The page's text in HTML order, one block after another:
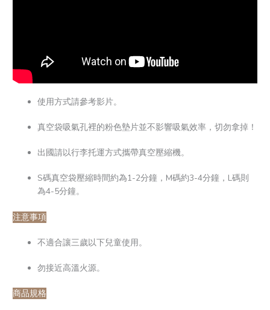
使用方式請參考影片。
真空袋吸氣孔裡的粉色墊片並不影響吸氣效率，切勿拿掉！
出國請以行李托運方式攜帶真空壓縮機。
S碼真空袋壓縮時間約為1-2分鐘，M碼約3-4分鐘，L碼則
為4-5分鐘。
注意事項
不適合讓三歲以下兒童使用。
勿接近高溫火源。
商品規格